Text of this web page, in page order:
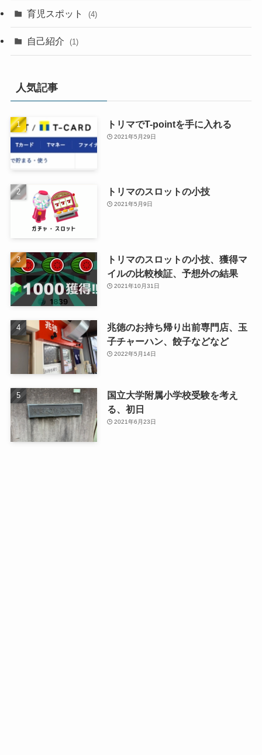
育児スポット (4)
自己紹介 (1)
人気記事
トリマでT-pointを手に入れる
2021年5月29日
トリマのスロットの小技
2021年5月9日
トリマのスロットの小技、獲得マ
イルの比較検証、予想外の結果
2021年10月31日
兆徳のお持ち帰り出前専門店、玉
子チャーハン、餃子などなど
2022年5月14日
国立大学附属小学校受験を考え
る、初日
2021年6月23日